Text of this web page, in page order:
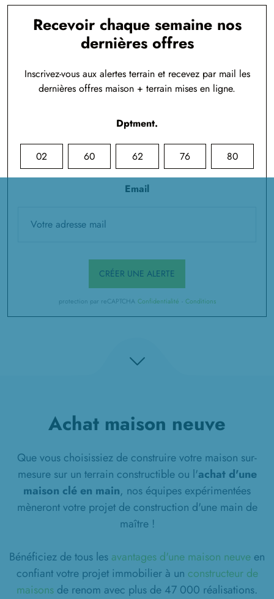
Recevoir chaque semaine nos
dernières offres
Inscrivez-vous aux alertes terrain et recevez par mail les
dernières offres maison + terrain mises en ligne.
Dptment.
02 60 62 76 80
Email
CRÉER UNE ALERTE
protection par reCAPTCHA Confidentialité - Conditions
Achat maison neuve
Que vous choisissiez de construire votre maison sur-
mesure sur un terrain constructible ou l'achat d'une
maison clé en main, nos équipes expérimentées
mèneront votre projet de construction d'une main de
maître !
Bénéficiez de tous les avantages d'une maison neuve en
confiant votre projet immobilier à un constructeur de
maisons de renom avec plus de 47 000 réalisations.